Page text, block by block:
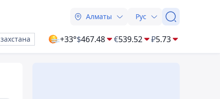
Алматы Рус
+33°$467.48 €539.52 ₽5.73